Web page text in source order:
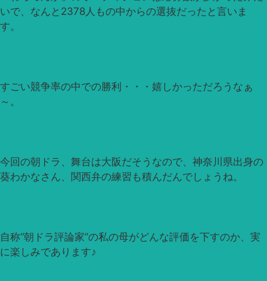
いで、なんと2378人もの中からの選抜だったと言いま
す。
すごい競争率の中での勝利・・・嬉しかっただろうなぁ
～。
今回の朝ドラ、舞台は大阪だそうなので、神奈川県出身の
葵わかなさん、関西弁の練習も積んだんでしょうね。
自称“朝ドラ評論家”の私の母がどんな評価を下すのか、実
に楽しみであります♪